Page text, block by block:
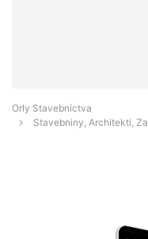
Orly Stavebníctva
Stavebniny, Architekti,